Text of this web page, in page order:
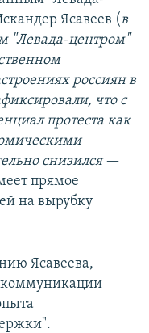
Ясавеев (в
"Левада-центром"
россиян в
что с
протеста как
снизился—
прямое
на вырубку
Ясавеева,
коммуникации